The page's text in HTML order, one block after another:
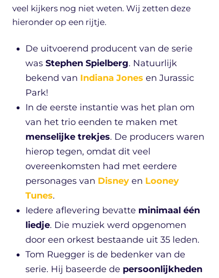
veel kijkers nog niet weten. Wij zetten deze
hieronder op een rijtje.
De uitvoerend producent van de serie
was Stephen Spielberg. Natuurlijk
bekend van Indiana Jones en Jurassic
Park!
In de eerste instantie was het plan om
van het trio eenden te maken met
menselijke trekjes. De producers waren
hierop tegen, omdat dit veel
overeenkomsten had met eerdere
personages van Disney en Looney
Tunes.
Iedere aflevering bevatte minimaal één
liedje. Die muziek werd opgenomen
door een orkest bestaande uit 35 leden.
Tom Ruegger is de bedenker van de
serie. Hij baseerde de persoonlijkheden